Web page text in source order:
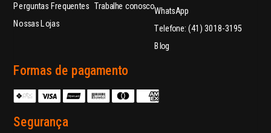
Perguntas Frequentes
Nossas Lojas
Trabalhe conoscoWhatsApp
Telefone: (41) 3018-3195
Blog
Formas de pagamento
Segurança